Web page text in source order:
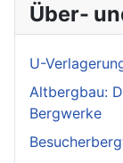
Über-
U-
Altbergbau:
Bergwerke